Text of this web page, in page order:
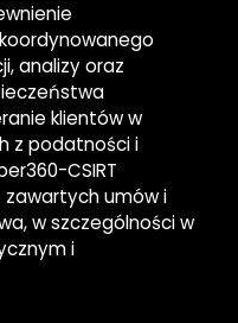
analizy oraz
klientów w
z podatności i
CSIRT
umów i
w szczególności w
i